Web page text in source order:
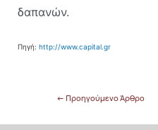
δαπανών.
Πηγή: http://www.capital.gr
← Προηγούμενο Άρθρο